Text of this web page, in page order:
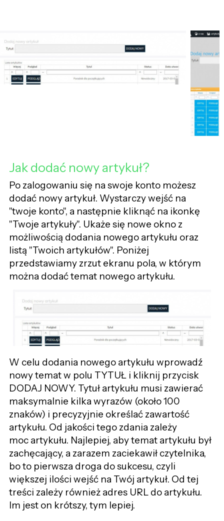
Jak dodać nowy artykuł?
Po zalogowaniu się na swoje konto możesz
dodać nowy artykuł. Wystarczy wejść na
"twoje konto", a następnie kliknąć na ikonkę
"Twoje artykuły". Ukaże się nowe okno z
możliwością dodania nowego artykułu oraz
listą "Twoich artykułów". Poniżej
przedstawiamy zrzut ekranu pola, w którym
można dodać temat nowego artykułu.
W celu dodania nowego artykułu wprowadź
nowy temat w polu TYTUŁ i kliknij przycisk
DODAJ NOWY. Tytuł artykułu musi zawierać
maksymalnie kilka wyrazów (około 100
znaków) i precyzyjnie określać zawartość
artykułu. Od jakości tego zdania zależy
moc artykułu. Najlepiej, aby temat artykułu był
zachęcający, a zarazem zaciekawił czytelnika,
bo to pierwsza droga do sukcesu, czyli
większej ilości wejść na Twój artykuł. Od tej
treści zależy również adres URL do artykułu.
Im jest on krótszy, tym lepiej.